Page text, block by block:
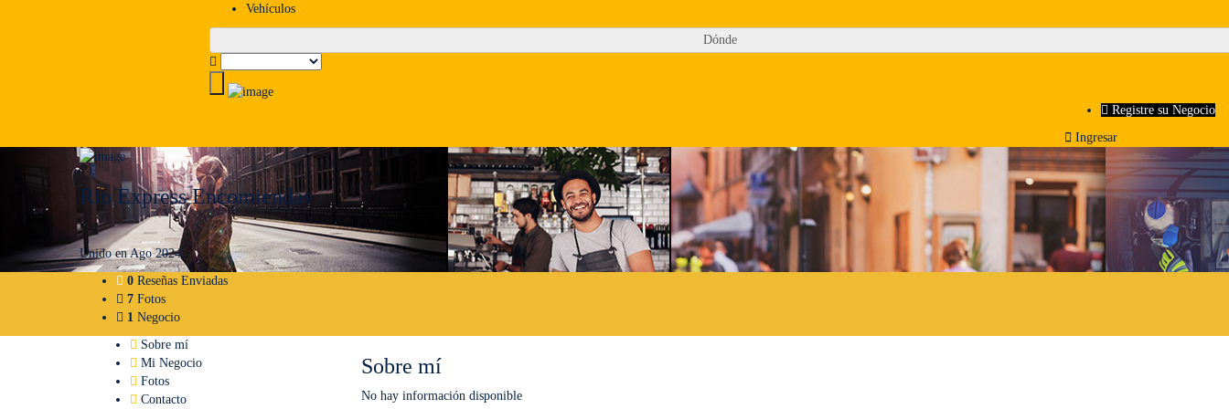
Vehículos
Dónde
Registre su Negocio
Ingresar
Rio Express Encomiendas
Unido en Ago 2024
0 Reseñas Enviadas
7 Fotos
1 Negocio
Sobre mí
Mi Negocio
Fotos
Contacto
Sobre mí
No hay información disponible